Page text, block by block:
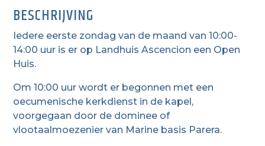
BESCHRIJVING
Iedere eerste zondag van de maand van 10:00-
14:00 uur is er op Landhuis Ascencion een Open
Huis.
Om 10:00 uur wordt er begonnen met een
oecumenische kerkdienst in de kapel,
voorgegaan door de dominee of
vlootaalmoezenier van Marine basis Parera.